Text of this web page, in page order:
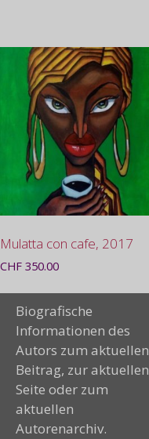
Mulatta con cafe, 2017
CHF 350.00
Biografische
Informationen des
Autors zum aktuellen
Beitrag, zur aktuellen
Seite oder zum
aktuellen
Autorenarchiv.